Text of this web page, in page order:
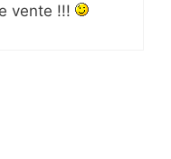
vente !!!